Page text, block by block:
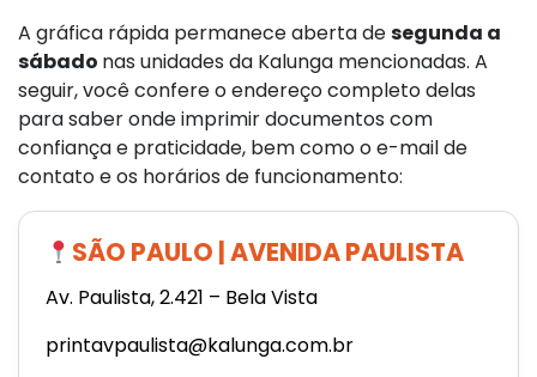
A gráfica rápida permanece aberta desegunda a
sábado nas unidades da Kalunga mencionadas. A
seguir, você confere o endereço completo delas
para saber onde imprimir documentos com
confiança e praticidade, bem como o e-mail de
contato e os horários de funcionamento:
SÃO PAULO | AVENIDA PAULISTA
Av. Paulista, 2.421 – Bela Vista
printavpaulista@kalunga.com.br